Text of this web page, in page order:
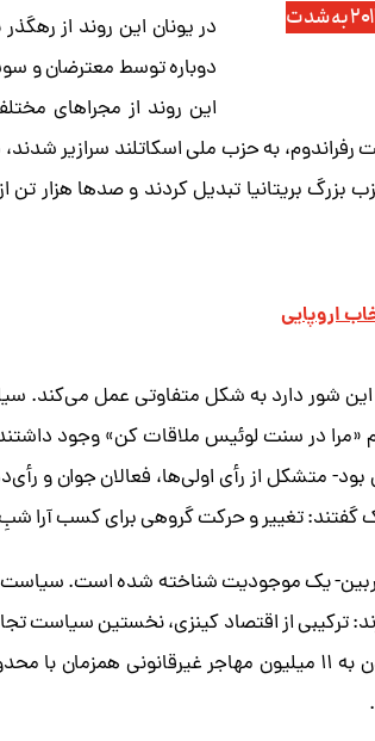
اقتصادی و قدرت‌های مالی در سال ۲۰۱۱ به شدت
در یونان این روند از
دوباره توسط معترضان و
این روند از مجراهای
به حزب ملی اسکاتلند سرازیر شدند،
حزب بزرگ بریتانیا تبدیل کردند و صدها
اروپایی
این شور دارد به شکل متفاوتی عمل می‌کند.
«مرا در سنت لوئیس ملاقات کن» وجود
متشکل از رأی اولی‌ها، فعالان جوان و
گفتند: تغییر و حرکت گروهی برای کسب آرا
یک موجودیت شناخته شده است.
ترکیبی از اقتصاد کینزی، نخستین سیاست
اسرائیل، رسمیت بخشیدن به ۱۱ میلیون مهاجر